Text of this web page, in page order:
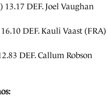
DEF. Joel Vaughan
DEF. Kauli Vaast (FRA)
DEF. Callum Robson